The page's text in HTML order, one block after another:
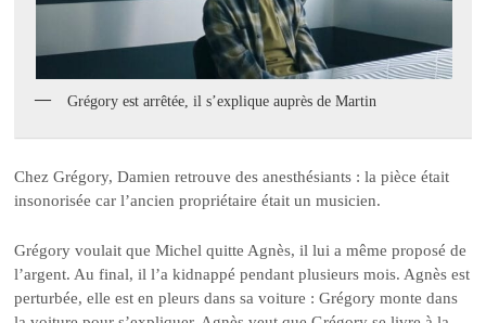
Grégory est arrêtée, il s’explique auprès de Martin
Chez Grégory, Damien retrouve des anesthésiants : la pièce était
insonorisée car l’ancien propriétaire était un musicien.
Grégory voulait que Michel quitte Agnès, il lui a même proposé de
l’argent. Au final, il l’a kidnappé pendant plusieurs mois. Agnès est
perturbée, elle est en pleurs dans sa voiture : Grégory monte dans